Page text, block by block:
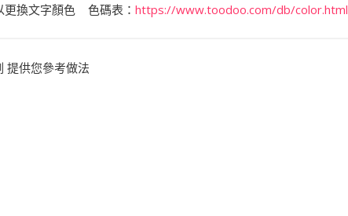
更換文字顏色 色碼表： https://www.toodoo.com/db/color.html
提供您參考做法